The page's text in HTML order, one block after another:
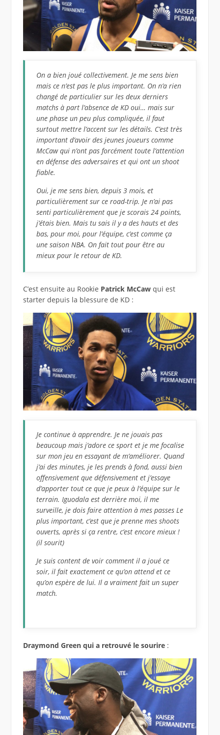
On a bien joué collectivement. Je me sens bien
mais ce n’est pas le plus important. On n’a rien
changé de particulier sur les deux derniers
matchs à part l’absence de KD oui… mais sur
une phase un peu plus compliquée, il faut
surtout mettre l’accent sur les détails. C’est très
important d’avoir des jeunes joueurs comme
McCaw qui n’ont pas forcément toute l’attention
en défense des adversaires et qui ont un shoot
fiable.
Oui, je me sens bien, depuis 3 mois, et
particulièrement sur ce road-trip. Je n’ai pas
senti particulièrement que je scorais 24 points,
j’étais bien. Mais tu sais il y a des hauts et des
bas, pour moi, pour l’équipe, c’est comme ça
une saison NBA. On fait tout pour être au
mieux pour le retour de KD.
C’est ensuite au Rookie Patrick McCawqui est
starter depuis la blessure de KD :
Je continue à apprendre. Je ne jouais pas
beaucoup mais j’adore ce sport et je me focalise
sur mon jeu en essayant de m’améliorer. Quand
j’ai des minutes, je les prends à fond, aussi bien
offensivement que défensivement et j’essaye
d’apporter tout ce que je peux à l’équipe sur le
terrain. Iguodala est derrière moi, il me
surveille, je dois faire attention à mes passes Le
plus important, c’est que je prenne mes shoots
ouverts, après si ça rentre, c’est encore mieux !
(il sourit)
Je suis content de voir comment il a joué ce
soir, il fait exactement ce qu’on attend et ce
qu’on espère de lui. Il a vraiment fait un super
match.
Draymond Green qui a retrouvé le sourire: